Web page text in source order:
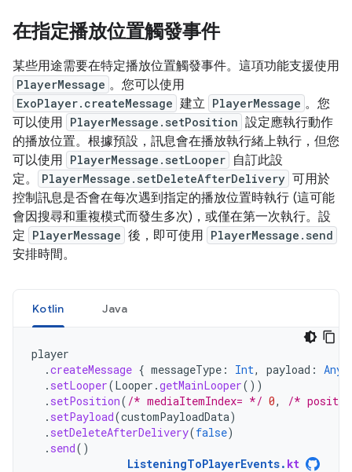
在指定播放位置觸發事件
某些用途需要在特定播放位置觸發事件。這項功能支援使用
PlayerMessage 。您可以使用
ExoPlayer.createMessage 建立 PlayerMessage 。您
可以使用 PlayerMessage.setPosition 設定應執行動作
的播放位置。根據預設，訊息會在播放執行緒上執行，但您
可以使用 PlayerMessage.setLooper 自訂此設
定。
PlayerMessage.setDeleteAfterDelivery 可用於
控制訊息是否會在每次遇到指定的播放位置時執行 (這可能
會因搜尋和重複模式而發生多次)，或僅在第一次執行。設
定 PlayerMessage 後，即可使用 PlayerMessage.send
安排時間。
Kotlin Java
player
.createMessage { messageType : Int, payload : Any?
. setLooper(Looper .getMainLooper())
. setPosition( /* mediaItemIndex= */ 0,
/*
. setPayload(customPayloadData)
. setDeleteAfterDelivery(false)
. send()
ListeningToPlayerEvents. kt